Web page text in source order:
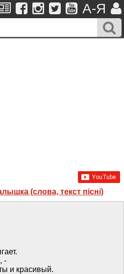
A-Я
(слова, текст пісні)
-
и красивый.